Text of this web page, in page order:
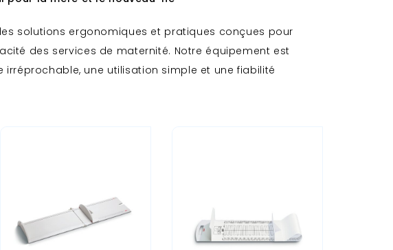
désinfection
M
des patients
solutions ergonomiques et pratiques conçues pour
des services de maternité. Notre équipement est
une utilisation simple et une fiabilité